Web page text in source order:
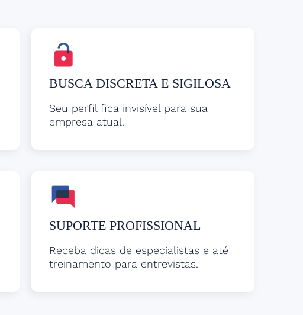
BUSCA DISCRETA E SIGILOSA
Seu perfil fica invisível para sua
empresa atual.
SUPORTE PROFISSIONAL
Receba dicas de especialistas e até
treinamento para entrevistas.